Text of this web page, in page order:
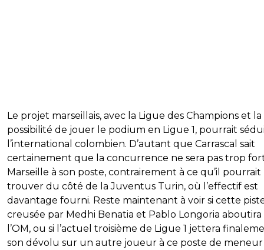
Le projet marseillais, avec la Ligue des Champions et la
possibilité de jouer le podium en Ligue 1, pourrait
l’international colombien. D’autant que Carrascal sait
certainement que la concurrence ne sera pas trop
Marseille à son poste, contrairement à ce qu’il pourrait
trouver du côté de la Juventus Turin, où l’effectif est
davantage fourni. Reste maintenant à voir si cette
creusée par Medhi Benatia et Pablo Longoria
l’OM, ou si l’actuel troisième de Ligue 1 jettera
son dévolu sur un autre joueur à ce poste de